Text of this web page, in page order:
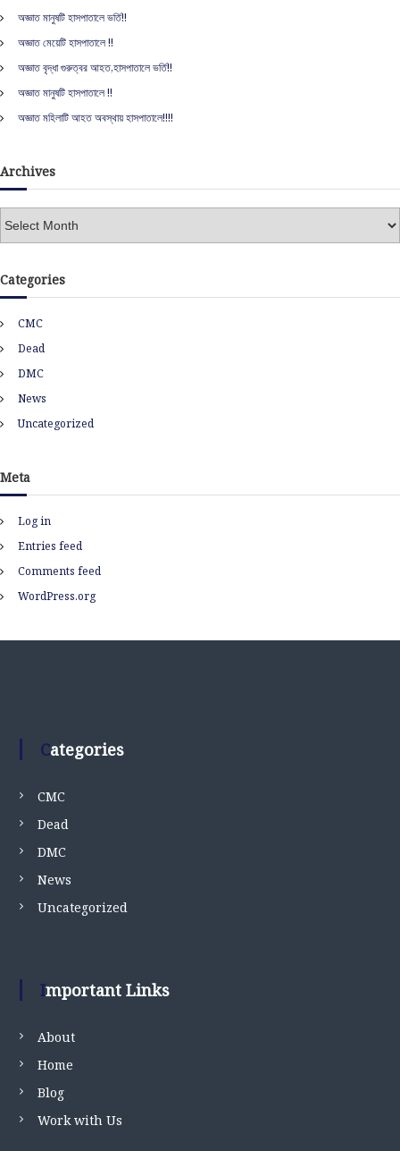
i
o
n
f
o
r
অজ্ঞাত মানুষটি হাসপাতালে ভর্তি!!
অজ্ঞাত মেয়েটি হাসপাতালে !!
অজ্ঞাত বৃদ্ধা গুরুত্বর আহত,হাসপাতালে ভর্তি!!
অজ্ঞাত মানুষটি হাসপাতালে !!
অজ্ঞাত মহিলাটি আহত অবস্থায় হাসপাতালে!!!!
Archives
h
e
s
Categories
CMC
Dead
DMC
News
Uncategorized
Meta
Log in
Entries feed
Comments feed
WordPress.org
Categories
CMC
Dead
DMC
News
Uncategorized
Important Links
About
Home
Blog
Work with Us